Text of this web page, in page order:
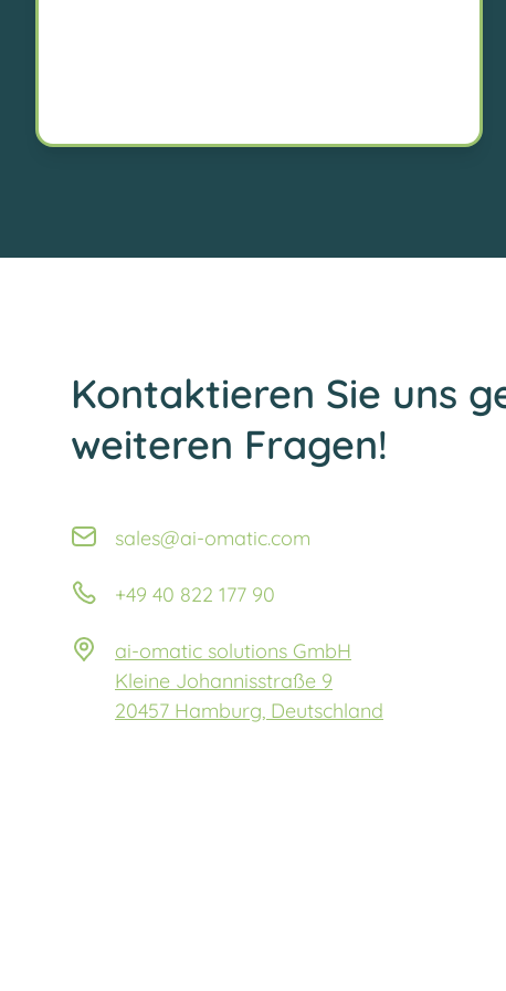
Kontaktieren Sie uns
weiteren Fragen!
sales@ai-omatic.com
+49 40 822 177 90
ai-omatic solutions GmbH
Kleine Johannisstraße 9
20457 Hamburg, Deutschland